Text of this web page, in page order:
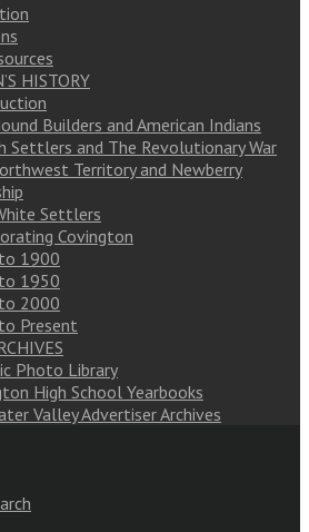
HISTORY
Builders and American Indians
Settlers and The Revolutionary War
Territory and Newberry
Settlers
Covington
1900
1950
2000
Present
Photo Library
High School Yearbooks
Valley Advertiser Archives